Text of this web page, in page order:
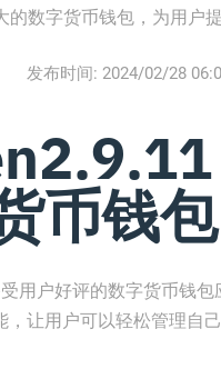
数字货币钱包，为用户
发布时间: 2024/02/28
币钱包
用户好评的数字货币钱
让用户可以轻松管理自己